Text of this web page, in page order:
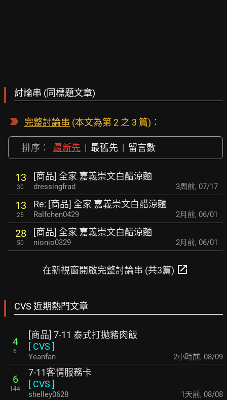
討論串 (同標題文章)
完整討論串 (本文為第 2 之 3 篇)：
排序： 最新先 | 最舊先 | 留言數
13
30
[商品] 全家 嘉義崇文白醋涼麵
dressingfrad 3周前, 07/17
13
25
Re: [商品] 全家 嘉義崇文白醋涼麵
Ralfchen0429 2月前, 06/01
28
50
[商品] 全家 嘉義崇文白醋涼麵
nionio0329 2月前, 06/01
在新視窗開啟完整討論串 (共3篇) open_in_new
CVS 近期熱門文章
4
6
[商品] 7-11 泰式打拋豬肉飯
[ CVS ]
Yeanfan 2小時前, 08/09
6
144
7-11客情服務卡
[ CVS ]
shelley0628 1天前, 08/08